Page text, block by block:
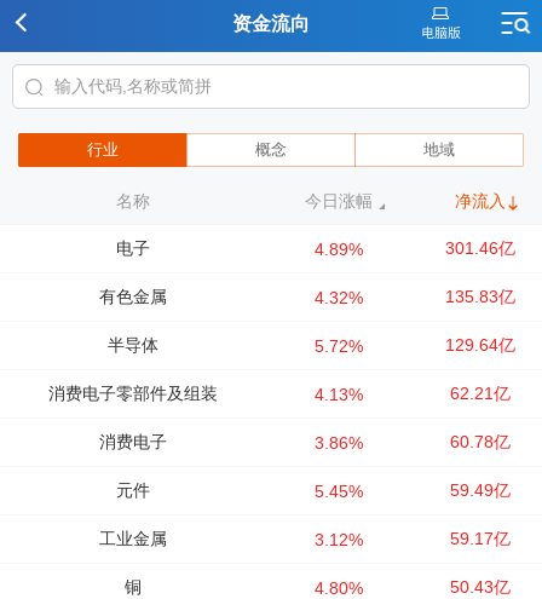
资金流向
行业 概念 地域
名称 今日涨幅 净流入
电子 4.89% 301.46亿
有色金属 4.32% 135.83亿
半导体 5.72% 129.64亿
消费电子零部件及组装 4.13% 62.21亿
消费电子 3.86% 60.78亿
元件 5.45% 59.49亿
工业金属 3.12% 59.17亿
铜 4.80% 50.43亿